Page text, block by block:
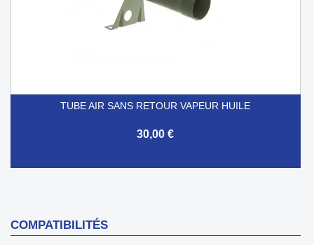
TUBE AIR SANS RETOUR VAPEUR HUILE
30,00 €
COMPATIBILITÉS